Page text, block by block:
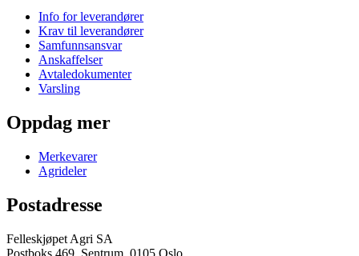
Info for leverandører
Krav til leverandører
Samfunnsansvar
Anskaffelser
Avtaledokumenter
Varsling
Oppdag mer
Merkevarer
Agrideler
Postadresse
Felleskjøpet Agri SA
Postboks 469, Sentrum, 0105 Oslo